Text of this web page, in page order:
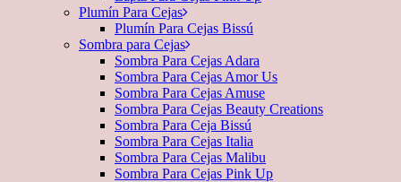
Plumín Para Cejas
Plumín Para Cejas Bissú
Sombra para Cejas
Sombra Para Cejas Adara
Sombra Para Cejas Amor Us
Sombra Para Cejas Amuse
Sombra Para Cejas Beauty Creations
Sombra Para Ceja Bissú
Sombra Para Cejas Italia
Sombra Para Cejas Malibu
Sombra Para Cejas Pink Up